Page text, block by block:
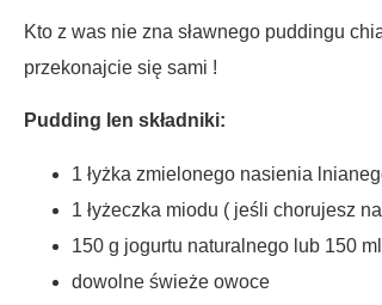
Kto z was nie zna sławnego puddingu
przekonajcie się sami !
Pudding len składniki:
1 łyżka zmielonego nasienia
1 łyżeczka miodu ( jeśli chorujesz
150 g jogurtu naturalnego lub 150
dowolne świeże owoce